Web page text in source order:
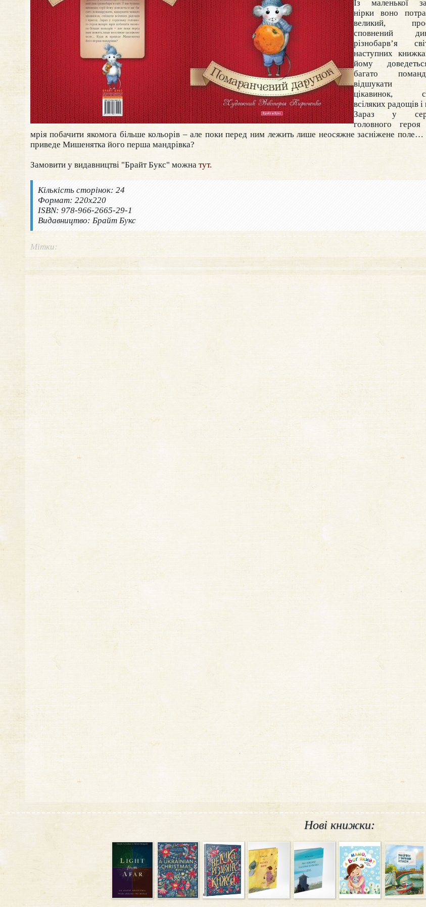
Із маленької
нірки воно
великий,
сповнений
різнобарв’я
наступних
йому
багато
відшукати
цікавинок,
всіляких радощів
Зараз у
головного героя
мрія побачити якомога більше кольорів – але поки перед ним лежить лише неосяжне засніжене
приведе Мишенятка його перша мандрівка?
Замовити у видавництві "Брайт Букс" можна тут.
Кількість сторінок: 24
Формат: 220х220
ISBN: 978-966-2665-29-1
Видавництво: Брайт Букс
Мітки:
Нові книжки: